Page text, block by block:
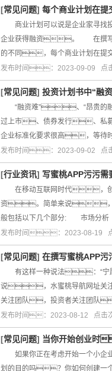
[常见问题] 每个商业计划在提
商业计划可以说是企业家寻找
企业获得融资。 在撰写
的不同，每个商业计划在提
发布时间：2023-09-09 点
[常见问题] 投资计划书中“融
“融资难”、“昂贵的融
过上市、债券发行、
企业标准化要求很高，等待
发布时间：2023-09-02 点
[行业资讯] 写蜜桃APP污污需
在移动互联网时代，创
资。简单来说，
般包括以下几个部分: 市场
发布时间：2023-08-19
[常见问题] 在撰写蜜桃APP污
有这样一种说法：“宁
说，水蜜桃导航网址关
关注团队，投资者关注团队
发布时间：2023-08-12 点
[常见问题] 当你开始创业时
如果你正在考虑开始一个小企
划的目的吗？你如何创建一